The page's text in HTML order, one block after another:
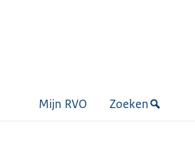
Mijn RVO Zoeken